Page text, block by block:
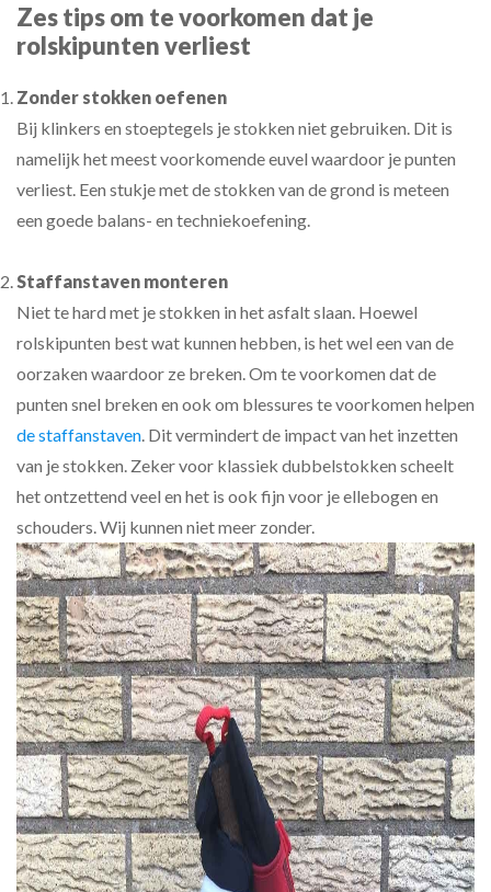
Zes tips om te voorkomen dat je
rolskipunten verliest
Zonder stokken oefenen
Bij klinkers en stoeptegels je stokken niet gebruiken. Dit is
namelijk het meest voorkomende euvel waardoor je punten
verliest. Een stukje met de stokken van de grond is meteen
een goede balans- en techniekoefening.
Staffanstaven monteren
Niet te hard met je stokken in het asfalt slaan. Hoewel
rolskipunten best wat kunnen hebben, is het wel een van de
oorzaken waardoor ze breken. Om te voorkomen dat de
punten snel breken en ook om blessures te voorkomen helpen
de staffanstaven . Dit vermindert de impact van het inzetten
van je stokken. Zeker voor klassiek dubbelstokken scheelt
het ontzettend veel en het is ook fijn voor je ellebogen en
schouders. Wij kunnen niet meer zonder.